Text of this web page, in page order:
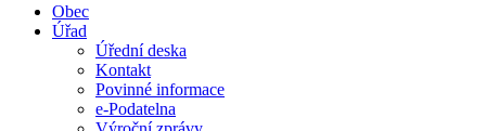
Obec
Úřad
Úřední deska
Kontakt
Povinné informace
e-Podatelna